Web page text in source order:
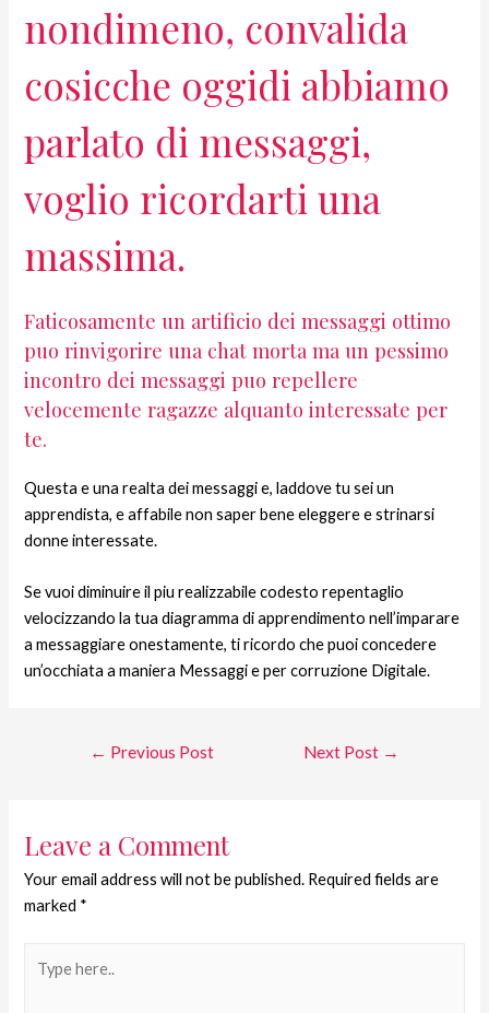
nondimeno, convalida
cosicche oggidi abbiamo
parlato di messaggi,
voglio ricordarti una
massima.
Faticosamente un artificio dei messaggi ottimo
puo rinvigorire una chat morta ma un pessimo
incontro dei messaggi puo repellere
velocemente ragazze alquanto interessate per
te.
Questa e una realta dei messaggi e, laddove tu sei un
apprendista, e affabile non saper bene eleggere e strinarsi
donne interessate.
Se vuoi diminuire il piu realizzabile codesto repentaglio
velocizzando la tua diagramma di apprendimento nell’imparare
a messaggiare onestamente, ti ricordo che puoi concedere
un’occhiata a maniera Messaggi e per corruzione Digitale.
← Previous Post Next Post →
Leave a Comment
Your email address will not be published. Required fields are
marked *